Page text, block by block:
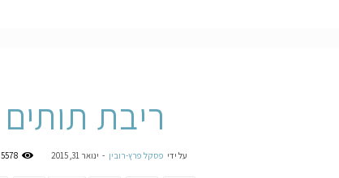
ריבת תותים
על ידי פסקל פרץ-רובין - ינואר 31, 2015 5578